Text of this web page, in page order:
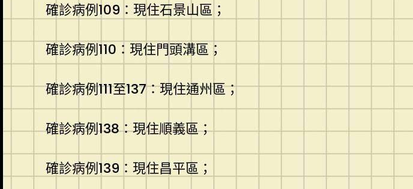
確診病例109：現住石景山區；
確診病例110：現住門頭溝區；
確診病例111至137：現住通州區；
確診病例138：現住順義區；
確診病例139：現住昌平區；